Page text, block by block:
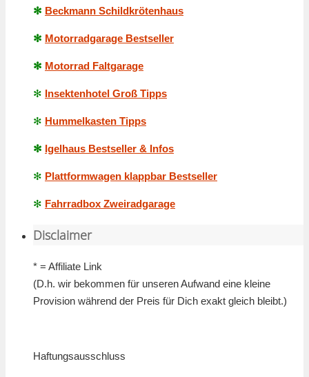
✻ Beckmann Schildkrötenhaus
✻ Motorradgarage Bestseller
✻ Motorrad Faltgarage
✻ Insektenhotel Groß Tipps
✻ Hummelkasten Tipps
✻ Igelhaus Bestseller & Infos
✻ Plattformwagen klappbar Bestseller
✻ Fahrradbox Zweiradgarage
Disclaimer
* = Affiliate Link
(D.h. wir bekommen für unseren Aufwand eine kleine
Provision während der Preis für Dich exakt gleich bleibt.)
Haftungsausschluss